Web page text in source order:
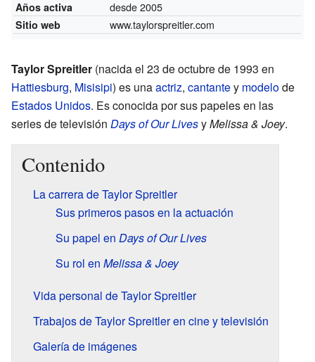
Años activa desde 2005
Sitio web www.taylorspreitler.com
Taylor Spreitler (nacida el 23 de octubre de 1993 en
Hattiesburg, Misisipi) es unaactriz, cantantey modelode
Estados Unidos. Es conocida por sus papeles en las
series de televisión Days of Our LivesyMelissa & Joey.
Contenido
La carrera de Taylor Spreitler
Sus primeros pasos en la actuación
Su papel en Days of Our Lives
Su rol en Melissa & Joey
Vida personal de Taylor Spreitler
Trabajos de Taylor Spreitler en cine y televisión
Galería de imágenes